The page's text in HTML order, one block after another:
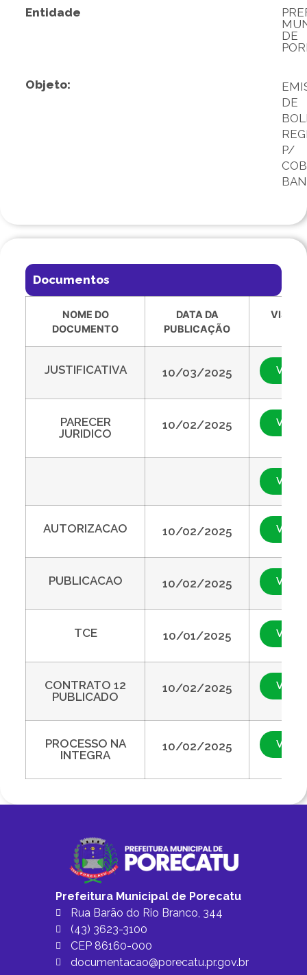
Entidade
DE
Objeto:
DE
P/
Documentos
NOME DO
DOCUMENTO
DATA DA
PUBLICAÇÃO
JUSTIFICATIVA 10/03/2025
PARECER
JURIDICO
10/02/2025
AUTORIZACAO 10/02/2025
PUBLICACAO 10/02/2025
TCE 10/01/2025
CONTRATO 12
PUBLICADO
10/02/2025
PROCESSO NA
INTEGRA
10/02/2025
Prefeitura Municipal de Porecatu
Rua Barão do Rio Branco, 344
(43) 3623-3100
CEP 86160-000
documentacao@porecatu.pr.gov.br